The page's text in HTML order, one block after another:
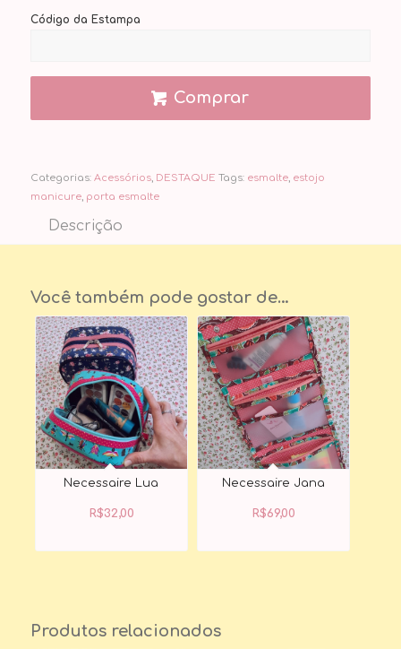
Código da Estampa
Comprar
Categorias: Acessórios, DESTAQUE Tags: esmalte, estojo
manicure, porta esmalte
Descrição
Você também pode gostar de…
Necessaire Lua
R$32,00
Necessaire Jana
R$69,00
Produtos relacionados